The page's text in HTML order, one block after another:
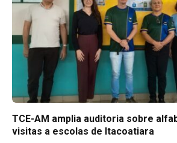
TCE-AM amplia auditoria sobre
visitas a escolas de Itacoatiara